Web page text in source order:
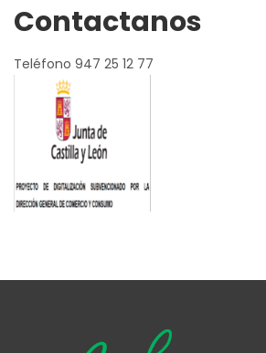
Contactanos
Teléfono 947 25 12 77